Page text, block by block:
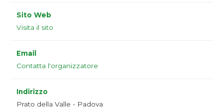
Sito Web
Visita il sito
Email
Contatta l'organizzatore
Indirizzo
Prato della Valle - Padova